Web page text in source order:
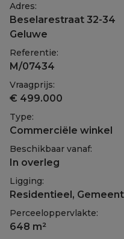
Adres:
Beselarestraat 32-34
Geluwe
Referentie:
M/07434
Vraagprijs:
€ 499.000
Type:
Commerciële winkel
Beschikbaar vanaf:
In overleg
Ligging:
Residentieel,
Perceeloppervlakte:
648 m²